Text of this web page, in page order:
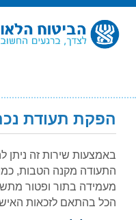
הפקת תעודת
הפקת
תעודת
נכה
דיגיטלית
באמצעות שירות זה ניתן
התעודה מקנה הטבות,
מעמידה בתור ופטור
הכל בהתאם לזכאות